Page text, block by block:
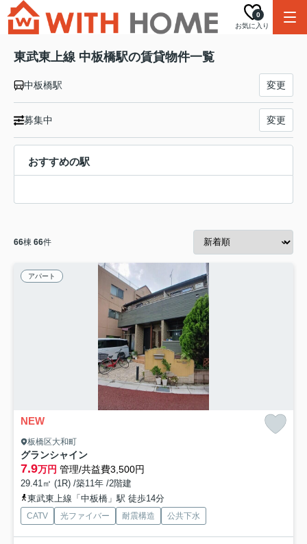
お気に入り
0
東武東上線 中板橋駅の賃貸物件一覧
中板橋駅 変更
募集中 変更
おすすめの駅
66棟 66件
アパート
NEW
板橋区大和町
グランシャイン
7.9万円 管理/共益費3,500円
29.41㎡ (1R) /築11年 /2階建
東武東上線「中板橋」駅 徒歩14分
CATV 光ファイバー 耐震構造 公共下水